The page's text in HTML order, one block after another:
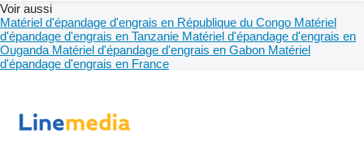
Voir aussi
Matériel d'épandage d'engrais en République du Congo Matériel
d'épandage d'engrais en Tanzanie Matériel d'épandage d'engrais en
Ouganda Matériel d'épandage d'engrais en Gabon Matériel
d'épandage d'engrais en France